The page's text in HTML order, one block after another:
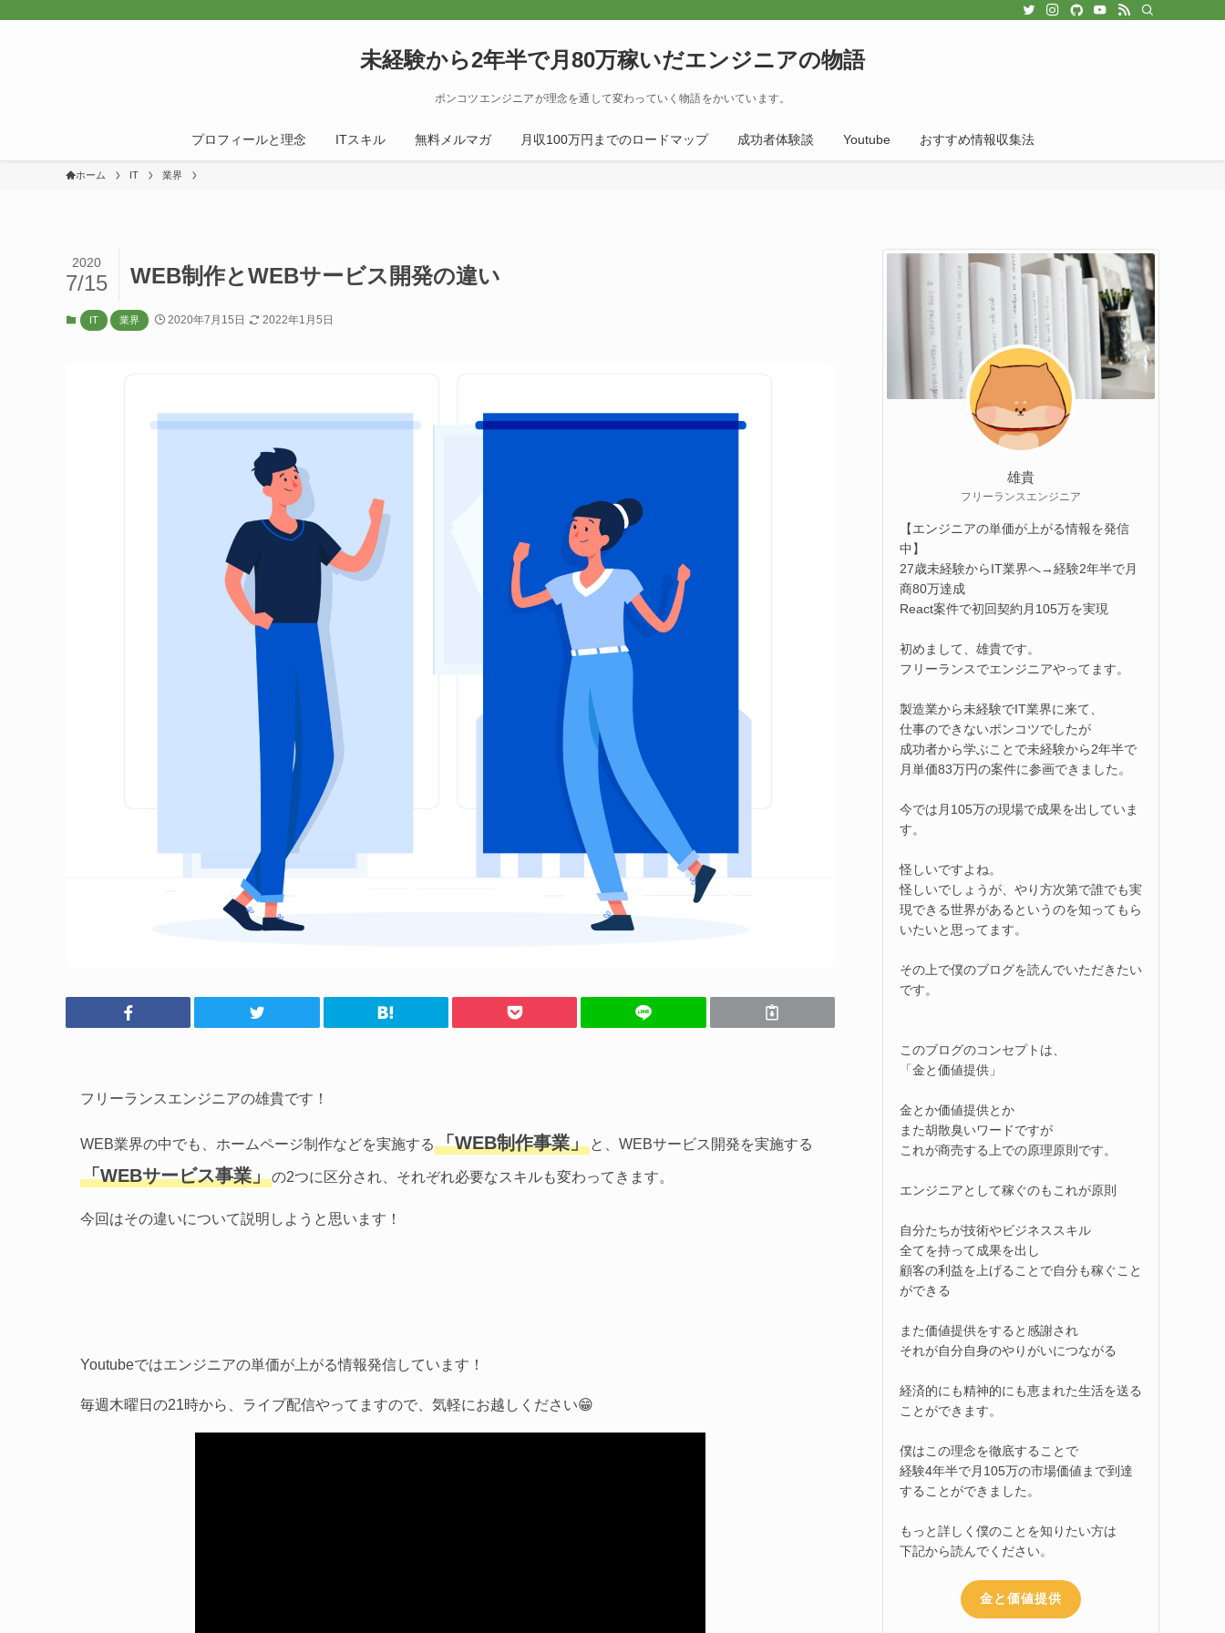
未経験から2年半で月80万稼いだエンジニアの物語
ポンコツエンジニアが理念を通して変わっていく物語をかいています。
プロフィールと理念 ITスキル 無料メルマガ 月収100万円までのロードマップ 成功者体験談 Youtube おすすめ情報収集法
ホーム IT 業界
WEB制作とWEBサービス開発の違い
2020
7/15
IT 業界 2020年7月15日 2022年1月5日
フリーランスエンジニアの雄貴です！
WEB業界の中でも、ホームページ制作などを実施する 「WEB制作事業」 と、WEBサービス開発を実施する
「WEBサービス事業」の2つに区分され、それぞれ必要なスキルも変わってきます。
今回はその違いについて説明しようと思います！
Youtubeではエンジニアの単価が上がる情報発信しています！
毎週木曜日の21時から、ライブ配信やってますので、気軽にお越しください😁
雄貴
フリーランスエンジニア
【エンジニアの単価が上がる情報を発信
中】
27歳未経験からIT業界へ→経験2年半で月
商80万達成
React案件で初回契約月105万を実現
初めまして、雄貴です。
フリーランスでエンジニアやってます。
製造業から未経験でIT業界に来て、
仕事のできないポンコツでしたが
成功者から学ぶことで未経験から2年半で
月単価83万円の案件に参画できました。
今では月105万の現場で成果を出していま
す。
怪しいですよね。
怪しいでしょうが、やり方次第で誰でも実
現できる世界があるというのを知ってもら
いたいと思ってます。
その上で僕のブログを読んでいただきたい
です。
このブログのコンセプトは、
「金と価値提供」
金とか価値提供とか
また胡散臭いワードですが
これが商売する上での原理原則です。
エンジニアとして稼ぐのもこれが原則
自分たちが技術やビジネススキル
全てを持って成果を出し
顧客の利益を上げることで自分も稼ぐこと
ができる
また価値提供をすると感謝され
それが自分自身のやりがいにつながる
経済的にも精神的にも恵まれた生活を送る
ことができます。
僕はこの理念を徹底することで
経験4年半で月105万の市場価値まで到達
することができました。
もっと詳しく僕のことを知りたい方は
下記から読んでください。
金と価値提供